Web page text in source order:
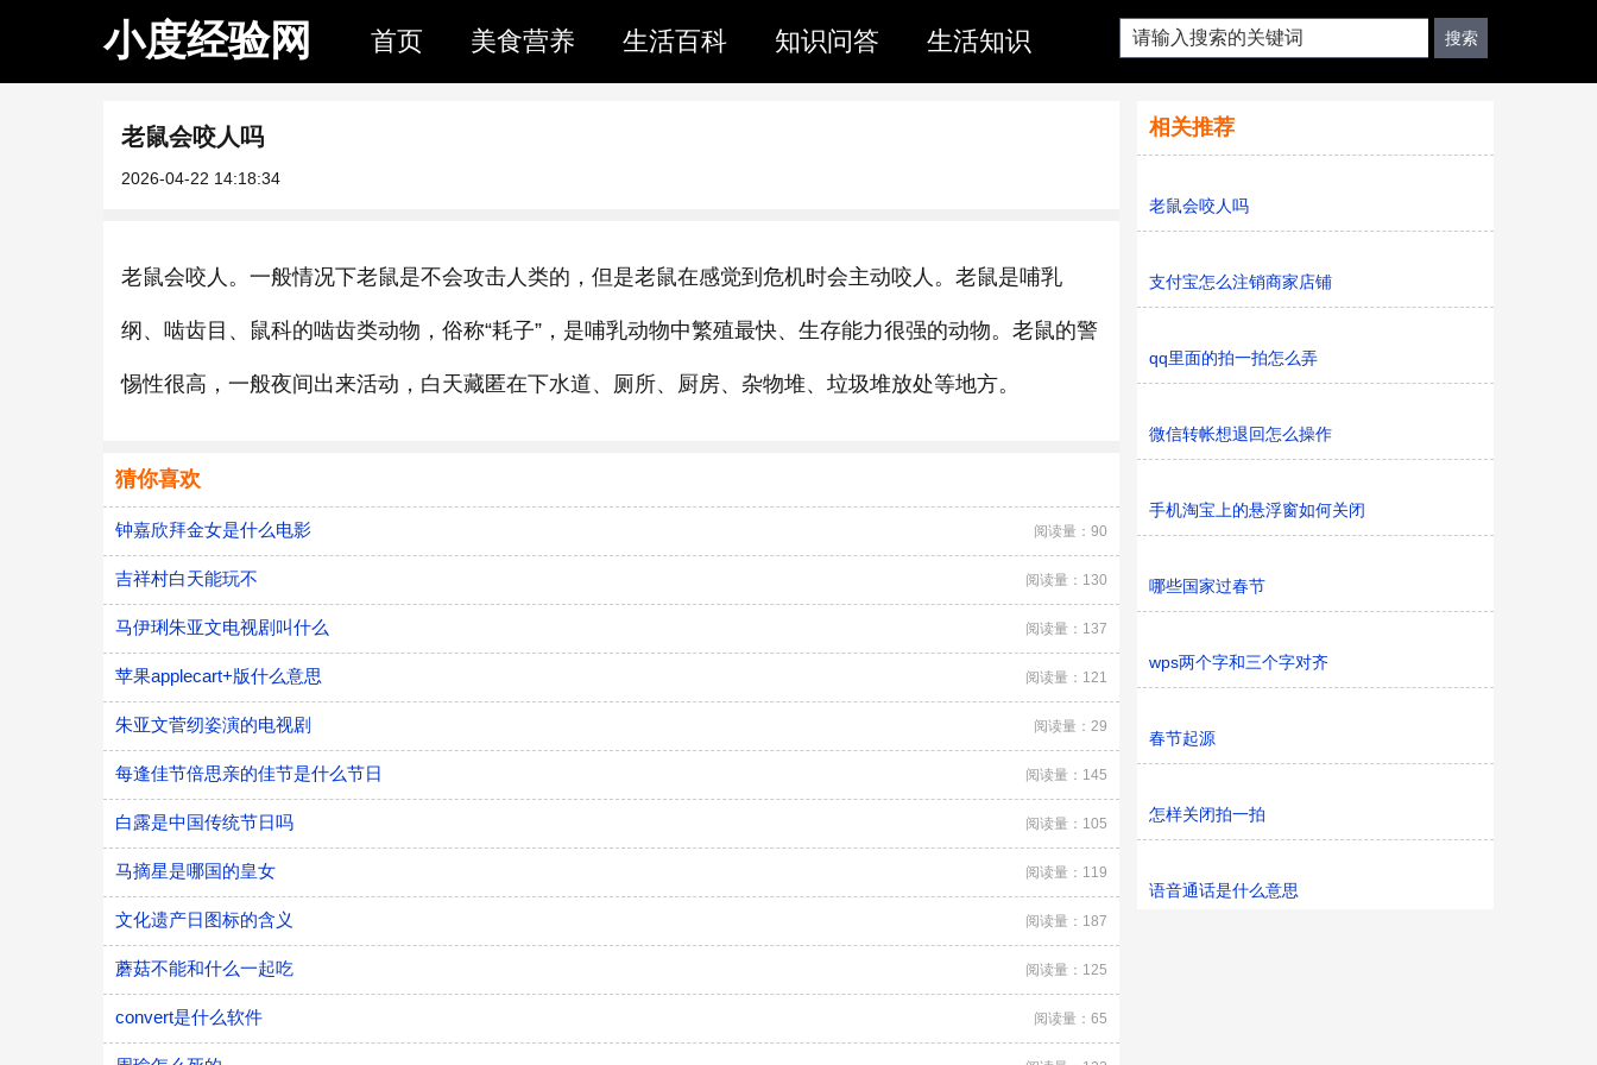
小度经验网 首页 美食营养 生活百科 知识问答 生活知识
老鼠会咬人吗
2026-04-22 14:18:34
老鼠会咬人。一般情况下老鼠是不会攻击人类的，但是老鼠在感觉到危机时会主动咬人。老鼠是哺乳
纲、啮齿目、鼠科的啮齿类动物，俗称“耗子”，是哺乳动物中繁殖最快、生存能力很强的动物。老鼠的警
惕性很高，一般夜间出来活动，白天藏匿在下水道、厕所、厨房、杂物堆、垃圾堆放处等地方。
猜你喜欢
钟嘉欣拜金女是什么电影 阅读量：90
吉祥村白天能玩不 阅读量：130
马伊琍朱亚文电视剧叫什么 阅读量：137
苹果applecart+版什么意思 阅读量：121
朱亚文菅纫姿演的电视剧 阅读量：29
每逢佳节倍思亲的佳节是什么节日 阅读量：145
白露是中国传统节日吗 阅读量：105
马摘星是哪国的皇女 阅读量：119
文化遗产日图标的含义 阅读量：187
蘑菇不能和什么一起吃 阅读量：125
convert是什么软件 阅读量：65
相关推荐
老鼠会咬人吗
支付宝怎么注销商家店铺
qq里面的拍一拍怎么弄
微信转帐想退回怎么操作
手机淘宝上的悬浮窗如何关闭
哪些国家过春节
wps两个字和三个字对齐
春节起源
怎样关闭拍一拍
语音通话是什么意思